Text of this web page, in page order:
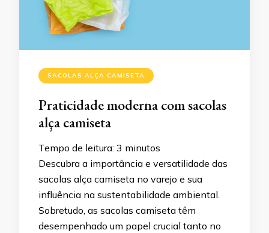
SACOLAS ALÇA CAMISETA
Praticidade moderna com sacolas
alça camiseta
Tempo de leitura: 3 minutos
Descubra a importância e versatilidade das
sacolas alça camiseta no varejo e sua
influência na sustentabilidade ambiental.
Sobretudo, as sacolas camiseta têm
desempenhado um papel crucial tanto no